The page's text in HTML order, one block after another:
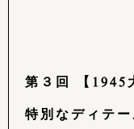
第３回 【1945
特別なディテ